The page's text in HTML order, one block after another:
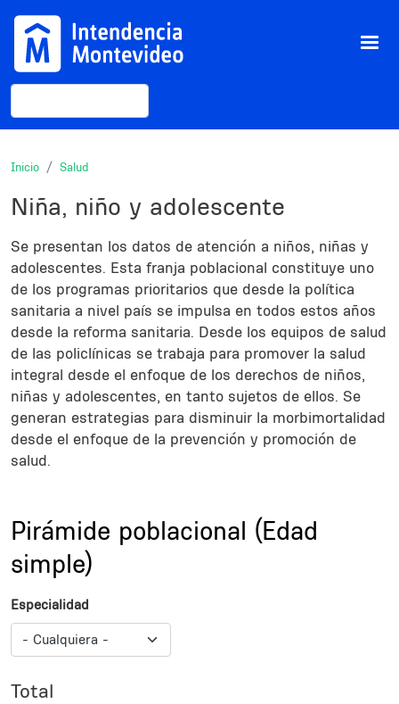
Buscar
Inicio Salud
Niña, niño y adolescente
Description
Se presentan los datos de atención a niños, niñas y
adolescentes. Esta franja poblacional constituye uno
de los programas prioritarios que desde la política
sanitaria a nivel país se impulsa en todos estos años
desde la reforma sanitaria. Desde los equipos de salud
de las policlínicas se trabaja para promover la salud
integral desde el enfoque de los derechos de niños,
niñas y adolescentes, en tanto sujetos de ellos. Se
generan estrategias para disminuir la morbimortalidad
desde el enfoque de la prevención y promoción de
salud.
Pirámide poblacional (Edad
simple)
Especialidad
Total